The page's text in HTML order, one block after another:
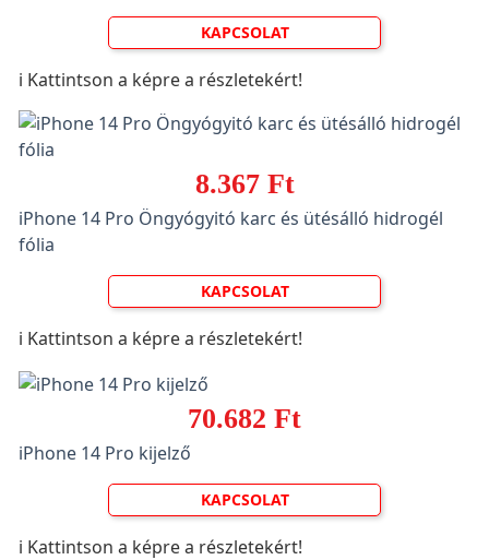
KAPCSOLAT
ℹ️ Kattintson a képre a részletekért!
8.367 Ft
iPhone 14 Pro Öngyógyitó karc és ütésálló hidrogél
fólia
KAPCSOLAT
ℹ️ Kattintson a képre a részletekért!
70.682 Ft
iPhone 14 Pro kijelző
KAPCSOLAT
ℹ️ Kattintson a képre a részletekért!